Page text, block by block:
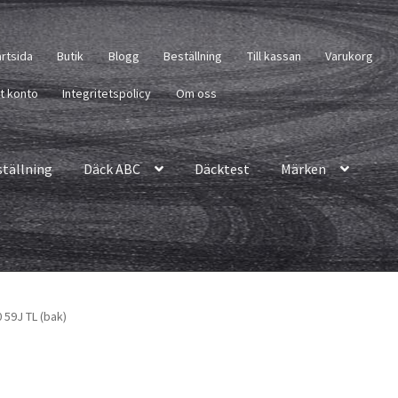
Butik Blogg Beställning Till kassan Varukorg
konto Integritetspolicy Om oss
Däck ABC Däcktest Märken
59J TL (bak)